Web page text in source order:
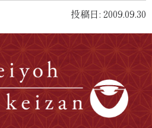
投稿日: 2009.09.30